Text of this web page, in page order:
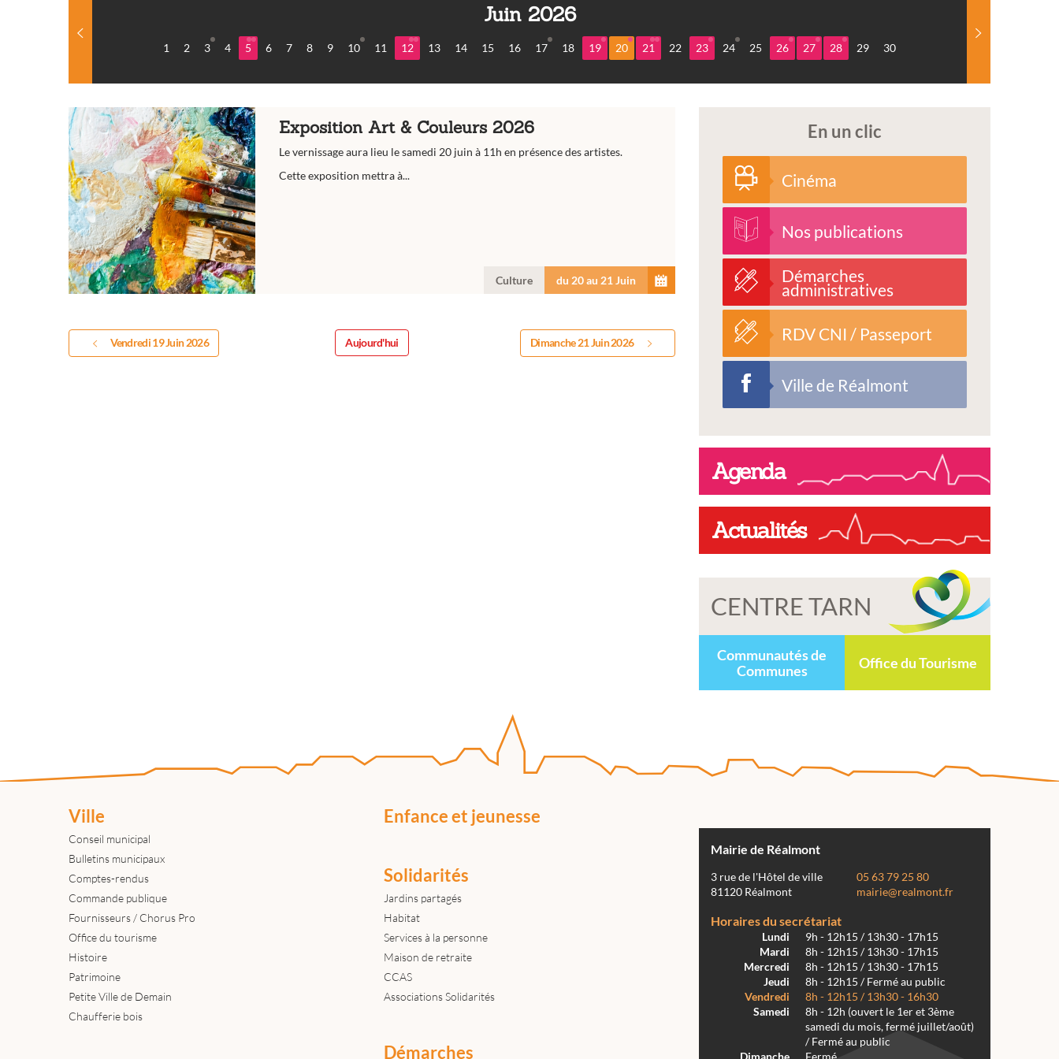
Juin 2026
1 2 3 4 5 6 7 8 9 10 11 12 13 14 15 16 17 18 19 20 21 22 23 24 25 26 27 28 29 30
Exposition Art & Couleurs 2026
Le vernissage aura lieu le samedi 20 juin à 11h en présence des artistes.
Cette exposition mettra à...
Culture du 20 au 21 Juin
Vendredi 19 Juin 2026 Aujourd'hui Dimanche 21 Juin 2026
En un clic
Cinéma
Nos publications
Démarches
administratives
RDV CNI / Passeport
Ville de Réalmont
Agenda
Actualités
CENTRE TARN
Communautés de
Communes
Office du Tourisme
Ville
Conseil municipal
Bulletins municipaux
Comptes-rendus
Commande publique
Fournisseurs / Chorus Pro
Office du tourisme
Histoire
Patrimoine
Petite Ville de Demain
Chaufferie bois
Enfance et jeunesse
Solidarités
Jardins partagés
Habitat
Services à la personne
Maison de retraite
CCAS
Associations Solidarités
Démarches
Mairie de Réalmont
3 rue de l'Hôtel de ville
81120 Réalmont
05 63 79 25 80
mairie@realmont.fr
Horaires du secrétariat
Lundi
9h - 12h15 / 13h30 - 17h15
Mardi
8h - 12h15 / 13h30 - 17h15
Mercredi
8h - 12h15 / 13h30 - 17h15
Jeudi
8h - 12h15 / Fermé au public
Vendredi
8h - 12h15 / 13h30 - 16h30
Samedi
8h - 12h (ouvert le 1er et 3ème
samedi du mois, fermé juillet/août)
/ Fermé au public
Dimanche
Fermé